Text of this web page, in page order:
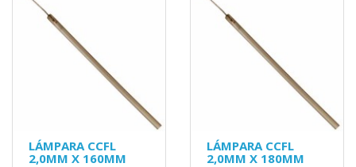
LÁMPARA CCFL
2,0MM X 160MM
LÁMPARA CCFL
2,0MM X 180MM